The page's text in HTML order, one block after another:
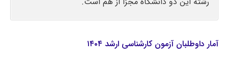
آمار داوطلبان آزمون کارشناسی ارشد ۱۴۰۴